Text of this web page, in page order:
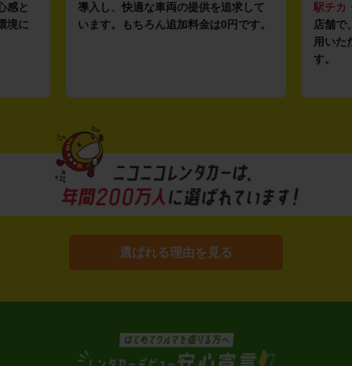
感と
境に
導入し、快適な車両の提供を追求して
います。もちろん追加料金は0円です。
駅チカ
店舗で
用いた
す。
選ばれる理由を見る